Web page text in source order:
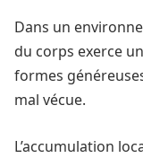
Dans un
du corps exerce
formes
mal vécue.
L’accumulation